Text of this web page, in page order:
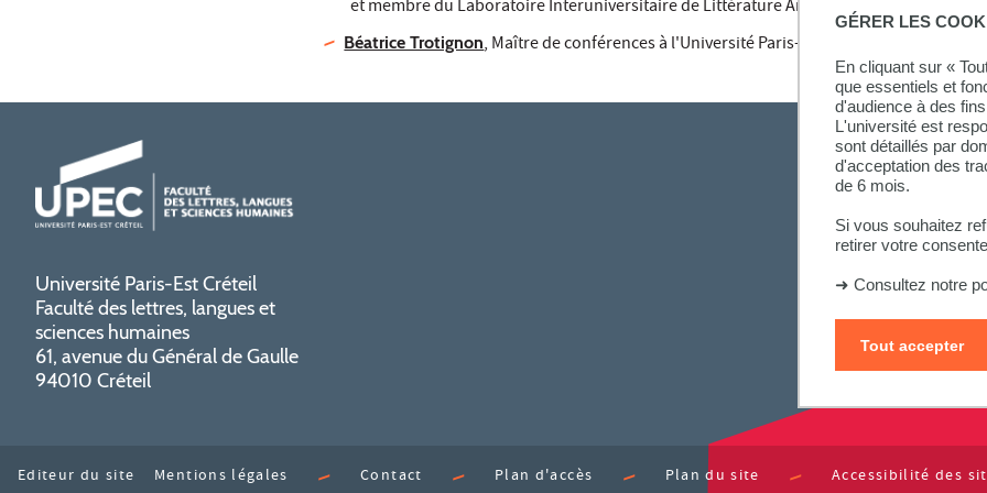
GÉRER LES
En cliquant sur «
que essentiels et
d'audience à des
L'université est
sont détaillés par
d'acceptation des
de 6 mois.
Si vous souhaitez
retirer votre
➜ Consultez notre
Tout accepter
et membre du Laboratoire Interuniversitaire de Littérature Américaine. (LILAC)
Béatrice Trotignon, Maître de conférences à l'Université Paris-Daupine PSL.
Université Paris-Est Créteil
Faculté des lettres, langues et
sciences humaines
61, avenue du Général de Gaulle
94010 Créteil
Editeur du site Mentions légales Contact Plan d'accès Plan du site Accessibilité des